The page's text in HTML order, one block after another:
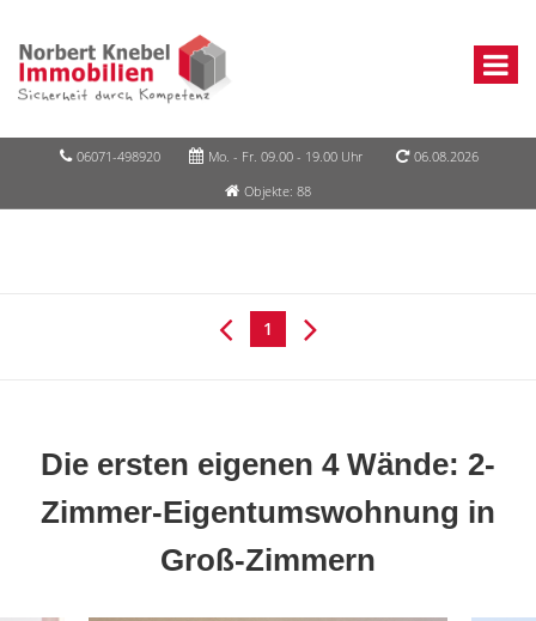
06071-498920 Mo. - Fr. 09.00 - 19.00 Uhr
06.08.2026
Objekte: 88
1
Die ersten eigenen 4 Wände: 2-
Zimmer-Eigentumswohnung in
Groß-Zimmern